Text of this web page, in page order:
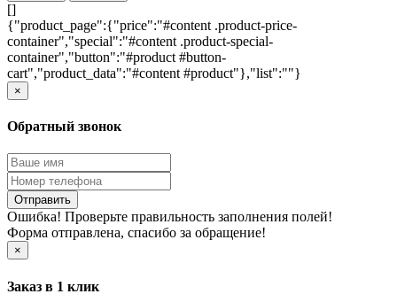
[]
{"product_page":{"price":"#content .product-price-
container","special":"#content .product-special-
container","button":"#product #button-
cart","product_data":"#content #product"},"list":""}
×
Обратный звонок
Отправить
Ошибка! Проверьте правильность заполнения полей!
Форма отправлена, спасибо за обращение!
×
Заказ в 1 клик